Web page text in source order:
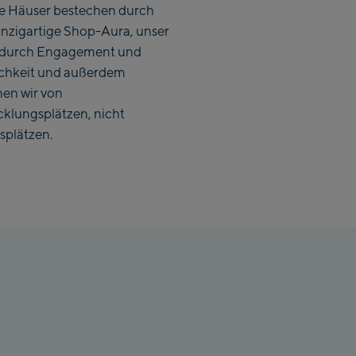
Saalbach Zentrum
Kohlmaisbahn
Saalbach Ski-Service
Center
Viehhofen Talstation
/Valley station
Häuser bestechen durch
Shop-Aura, unser
Engagement und
und außerdem
wir von
nicht